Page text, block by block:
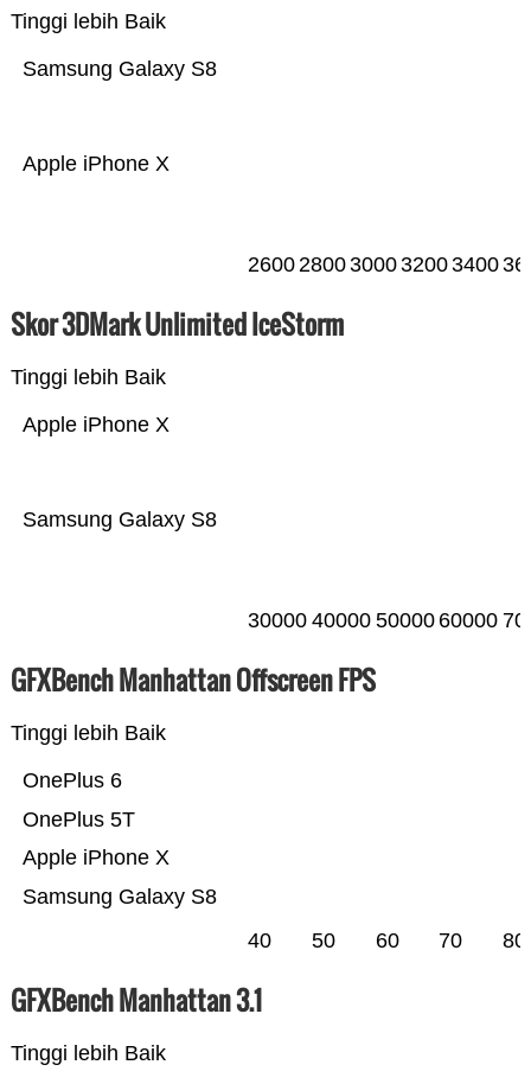
Tinggi lebih Baik
Apple iPhone X
Samsung Galaxy S8
26002800300032003400
Skor 3DMark Unlimited IceStorm
Tinggi lebih Baik
Samsung Galaxy S8
Apple iPhone X
30000 40000 50000 60000
GFXBench Manhattan Offscreen FPS
Tinggi lebih Baik
Samsung Galaxy S8
Apple iPhone X
OnePlus 5T
OnePlus 6
40 50 60 70 80
GFXBench Manhattan 3.1
Tinggi lebih Baik